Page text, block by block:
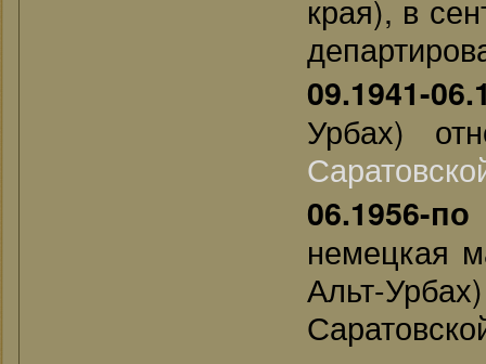
края), в
09.1941-
Урбах)
06.1956-
немецкая
Альт-